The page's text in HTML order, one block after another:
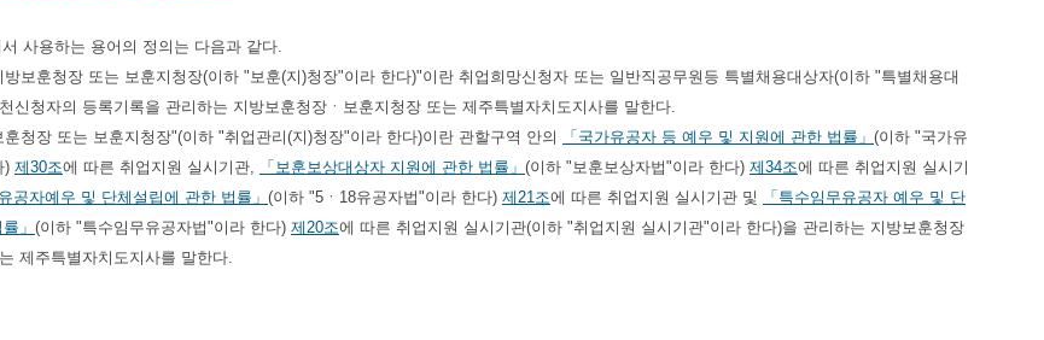
사용하는 용어의 정의는 다음과 같다.
보훈청장 또는 보훈지청장(이하 "보훈(지)청장"이라 한다)"이란 취업희망신청자 또는 일반직공무원등 특별채용대상자(이하 "특별채용대
신청자의 등록기록을 관리하는 지방보훈청장ㆍ보훈지청장 또는 제주특별자치도지사를 말한다.
청장 또는 보훈지청장"(이하 "취업관리(지)청장"이라 한다)이란 관할구역 안의
「국가유공자 등 예우 및 지원에 관한 법률」 (이하 "국가유
) 제30조에 따른 취업지원 실시기관, 「보훈보상대상자 지원에 관한 법률」 (이하 "보훈보상자법"이라 한다) 제34조에 따른 취업지원 실시기
공자예우 및 단체설립에 관한 법률」 (이하 "5ㆍ18유공자법"이라 한다) 제21조에 따른 취업지원 실시기관 및
「특수임무유공자 예우 및 단
」 (이하 "특수임무유공자법"이라 한다) 제20조에 따른 취업지원 실시기관(이하 "취업지원 실시기관"이라 한다)을 관리하는 지방보훈청장
제주특별자치도지사를 말한다.